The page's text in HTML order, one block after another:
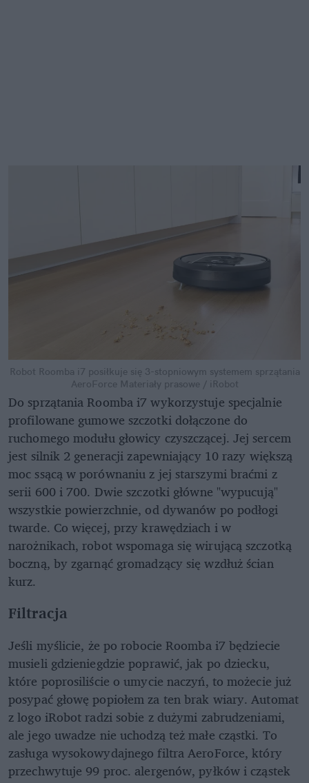
Robot Roomba i7 posiłkuje się 3-stopniowym systemem sprzątania
AeroForce Materiały prasowe / iRobot
Do sprzątania Roomba i7 wykorzystuje specjalnie
profilowane gumowe szczotki dołączone do
ruchomego modułu głowicy czyszczącej. Jej sercem
jest silnik 2 generacji zapewniający 10 razy większą
moc ssącą w porównaniu z jej starszymi braćmi z
serii 600 i 700. Dwie szczotki główne "wypucują"
wszystkie powierzchnie, od dywanów po podłogi
twarde. Co więcej, przy krawędziach i w
narożnikach, robot wspomaga się wirującą szczotką
boczną, by zgarnąć gromadzący się wzdłuż ścian
kurz.
Filtracja
Jeśli myślicie, że po robocie Roomba i7 będziecie
musieli gdzieniegdzie poprawić, jak po dziecku,
które poprosiliście o umycie naczyń, to możecie już
posypać głowę popiołem za ten brak wiary. Automat
z logo iRobot radzi sobie z dużymi zabrudzeniami,
ale jego uwadze nie uchodzą też małe cząstki. To
zasługa wysokowydajnego filtra AeroForce, który
przechwytuje 99 proc. alergenów, pyłków i cząstek